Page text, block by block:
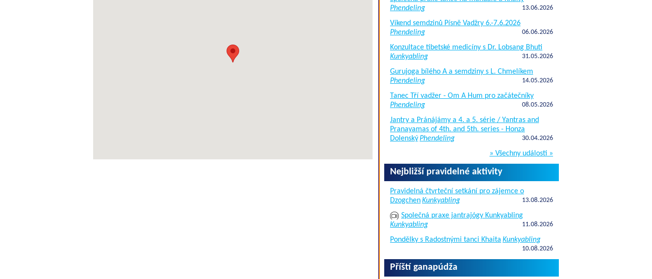
Phendeling
13.06.2026
Víkend semdzinů Písně Vadžry 6.-7.6.2026
Phendeling
06.06.2026
Konzultace tibetské medicíny s Dr. Lobsang Bhuti
Kunkyabling
31.05.2026
Gurujoga bílého A a semdziny s L. Chmelíkem
Phendeling
14.05.2026
Tanec Tří vadžer - Om A Hum pro začátečníky
Phendeling
08.05.2026
Jantry a Pránájámy a 4. a 5. série / Yantras and
Pranayamas of 4th. and 5th. series - Honza
DolenskýPhendeling 30.04.2026
» Všechny události »
Nejbližší pravidelné aktivity
Pravidelná čtvrteční setkání pro zájemce o
DzogchenKunkyabling 13.08.2026
Společná praxe jantrajógy Kunkyabling
Kunkyabling
11.08.2026
Pondělky s Radostnými tanci Khaita Kunkyabling
10.08.2026
Příští ganapúdža